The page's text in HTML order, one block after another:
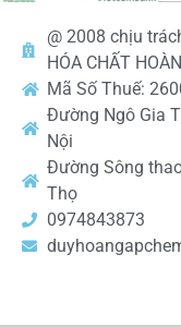
@ 2008 chịu
HÓA CHẤT
Mã Số Thuế:
Đường Ngô Gia
Nội
Đường Sông
Thọ
0974843873